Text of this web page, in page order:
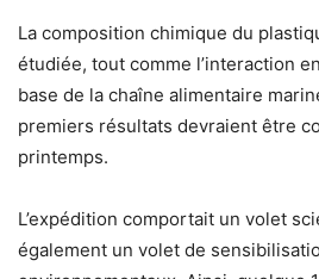
La composition chimique du
étudiée, tout comme l’interaction
base de la chaîne alimentaire
premiers résultats devraient être
printemps.
L’expédition comportait un volet
également un volet de